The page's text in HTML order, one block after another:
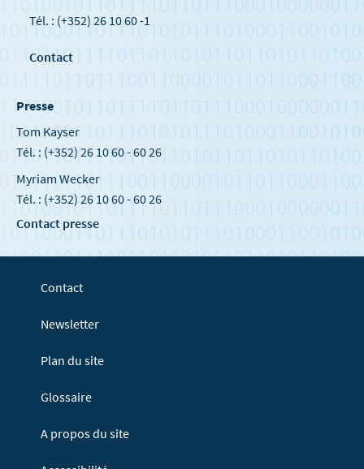
Tél. : (+352) 26 10 60 -1
Contact
Presse
Tom Kayser
Tél. : (+352) 26 10 60 - 60 26
Myriam Wecker
Tél. : (+352) 26 10 60 - 60 26
Contact presse
Contact
Newsletter
Plan du site
Glossaire
A propos du site